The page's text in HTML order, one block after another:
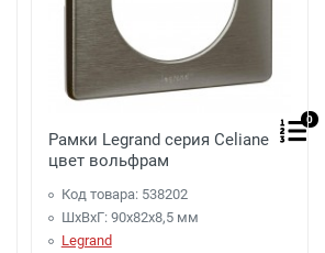
Рамки Legrand серия Celiane
цвет вольфрам
Код товара: 538202
ШхВхГ: 90x82x8,5 мм
Legrand
0